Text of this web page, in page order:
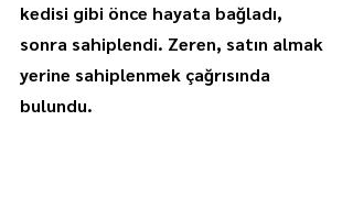
kedisi gibi önce hayata bağladı,
sonra sahiplendi. Zeren, satın almak
yerine sahiplenmek çağrısında
bulundu.